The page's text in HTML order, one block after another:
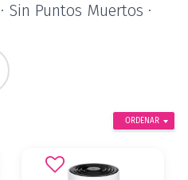
Sin Puntos Muertos ·
ORDENAR